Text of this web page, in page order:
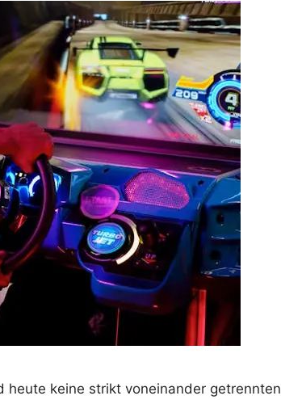
heute keine strikt voneinander getrennten